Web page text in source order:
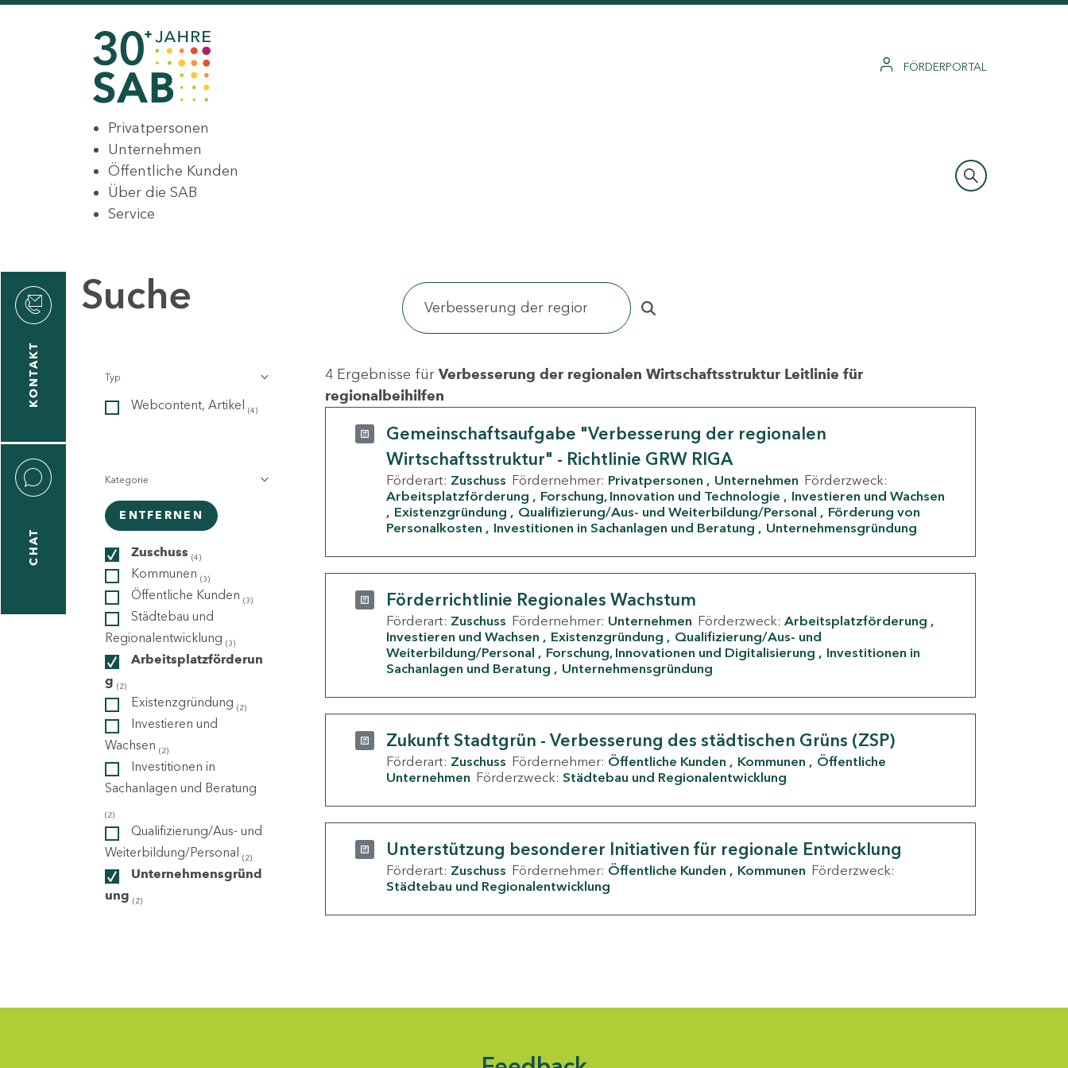
FÖRDERPORTAL
Privatpersonen
Unternehmen
Öffentliche Kunden
Über die SAB
Service
KONTAKT
CHAT
Suche
Typ
Webcontent, Artikel (4)
Kategorie
ENTFERNEN
Zuschuss (4)
Kommunen (3)
Öffentliche Kunden (3)
Städtebau und
Regionalentwicklung (3)
Arbeitsplatzförderun
g (2)
Existenzgründung (2)
Investieren und
Wachsen (2)
Investitionen in
Sachanlagen und Beratung
(2)
Qualifizierung/Aus- und
Weiterbildung/Personal (2)
Unternehmensgründ
ung (2)
4 Ergebnisse für Verbesserung der regionalen Wirtschaftsstruktur Leitlinie für
regionalbeihilfen
Gemeinschaftsaufgabe "Verbesserung der regionalen
Wirtschaftsstruktur" - Richtlinie GRW RIGA
Förderart: Zuschuss Fördernehmer: Privatpersonen Unternehmen Förderzweck:
Arbeitsplatzförderung
Forschung, Innovation und Technologie
Investieren und Wachsen
Existenzgründung
Qualifizierung/Aus- und Weiterbildung/Personal
Förderung von
Personalkosten
Investitionen in Sachanlagen und Beratung Unternehmensgründung
Förderrichtlinie Regionales Wachstum
Förderart: Zuschuss Fördernehmer: Unternehmen Förderzweck: Arbeitsplatzförderung
Investieren und Wachsen
Existenzgründung
Qualifizierung/Aus- und
Weiterbildung/Personal
Forschung, Innovationen und Digitalisierung
Investitionen in
Sachanlagen und Beratung
Unternehmensgründung
Zukunft Stadtgrün - Verbesserung des städtischen Grüns (ZSP)
Förderart: Zuschuss Fördernehmer: Öffentliche Kunden Kommunen
Öffentliche
Unternehmen Förderzweck: Städtebau und Regionalentwicklung
Unterstützung besonderer Initiativen für regionale Entwicklung
Förderart: Zuschuss Fördernehmer: Öffentliche Kunden Kommunen Förderzweck:
Städtebau und Regionalentwicklung